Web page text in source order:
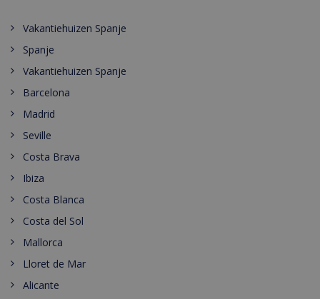
Vakantiehuizen Spanje
Spanje
Vakantiehuizen Spanje
Barcelona
Madrid
Seville
Costa Brava
Ibiza
Costa Blanca
Costa del Sol
Mallorca
Lloret de Mar
Alicante